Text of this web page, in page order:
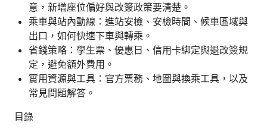
意，新增座位偏好與改簽政策要清楚。
乘車與站內動線：進站安檢、安檢時間、候車區域與
出口，如何快速下車與轉乘。
省錢策略：學生票、優惠日、信用卡綁定與退改簽規
定，避免額外費用。
實用資源與工具：官方票務、地圖與換乘工具，以及
常見問題解答。
目錄